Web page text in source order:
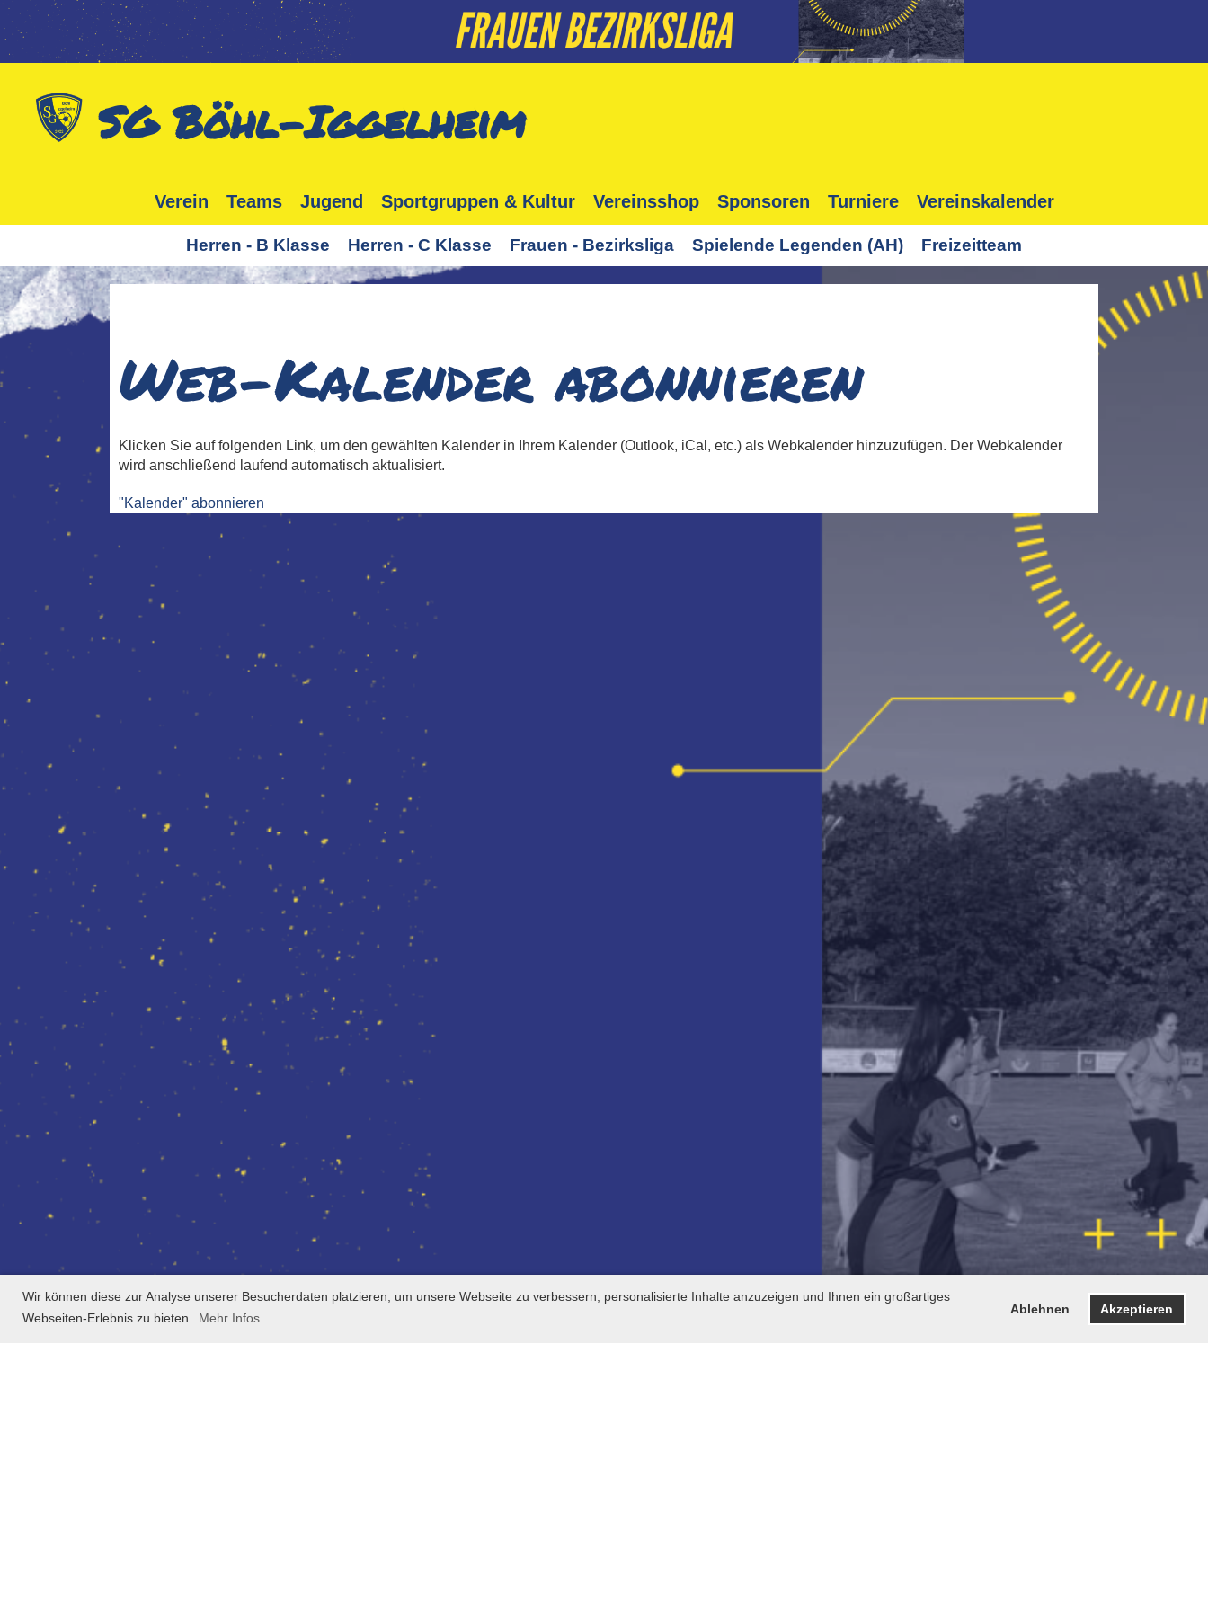
Wir können diese zur Analyse unserer Besucherdaten platzieren, um unsere Webseite zu verbessern, personalisierte Inhalte anzuzeigen und Ihnen ein großartiges
Webseiten-Erlebnis zu bieten. Mehr Infos
Ablehnen Akzeptieren
SG Böhl-Iggelheim
Verein Teams Jugend Sportgruppen & Kultur Vereinsshop Sponsoren Turniere Vereinskalender
Herren - B Klasse Herren - C Klasse Frauen - Bezirksliga Spielende Legenden (AH) Freizeitteam
Web-Kalender abonnieren
Klicken Sie auf folgenden Link, um den gewählten Kalender in Ihrem Kalender (Outlook, iCal, etc.) als Webkalender hinzuzufügen. Der Webkalender
wird anschließend laufend automatisch aktualisiert.
"Kalender" abonnieren